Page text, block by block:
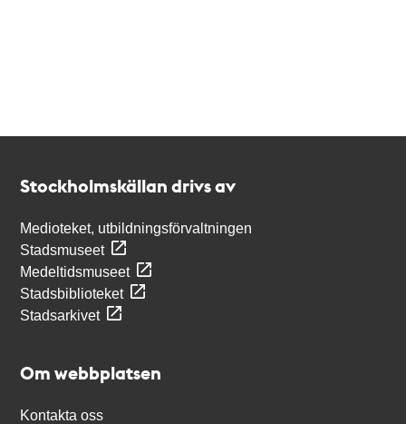
Stockholmskällan drivs av
Medioteket, utbildningsförvaltningen
Stadsmuseet
Medeltidsmuseet
Stadsbiblioteket
Stadsarkivet
Om webbplatsen
Kontakta oss